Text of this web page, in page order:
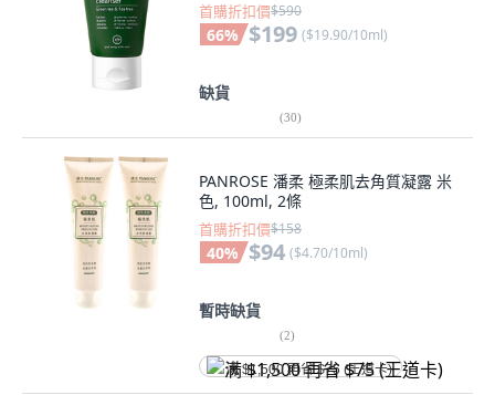
首購折扣價$590
66% $199 ($19.90/10ml)
缺貨
(30)
PANROSE 潘柔 極柔肌去角質凝露 米
色, 100ml, 2條
首購折扣價$158
40% $94 ($4.70/10ml)
暫時缺貨
(2)
满 $1,500 再省 $75 (王道卡)